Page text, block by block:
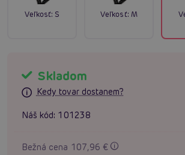
Veľkosť: S Veľkosť: M
Skladom
Kedy tovar dostanem?
Náš kód: 101238
Bežná cena 107,96 €